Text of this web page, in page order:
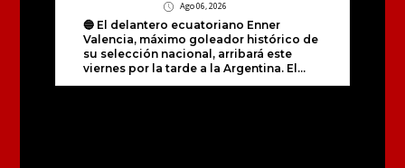
Ago 06, 2026
🔵 El delantero ecuatoriano Enner
Valencia, máximo goleador histórico de
su selección nacional, arribará este
viernes por la tarde a la Argentina. El...